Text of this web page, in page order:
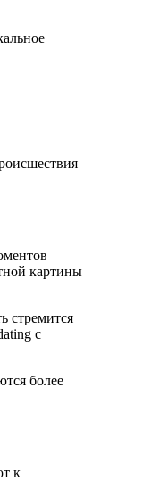
картины
стремится
с
более
к